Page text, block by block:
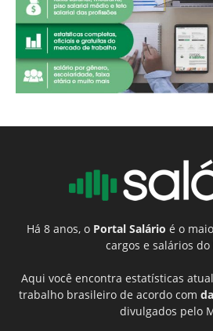
Há 8 anos, o Portal Salário é o
cargos e salários do
Aqui você encontra estatísticas
trabalho brasileiro de acordo com
divulgados pelo